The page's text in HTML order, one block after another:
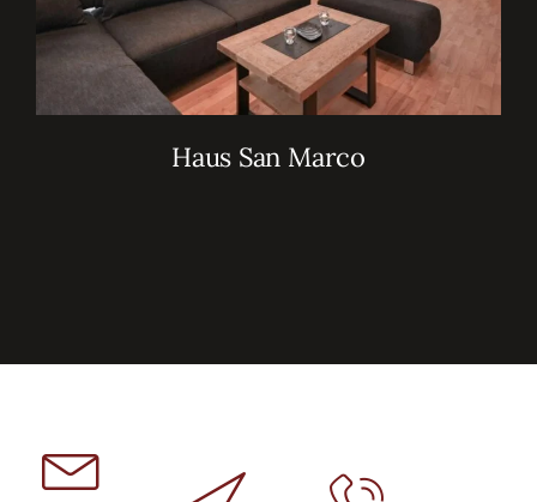
Haus San Marco